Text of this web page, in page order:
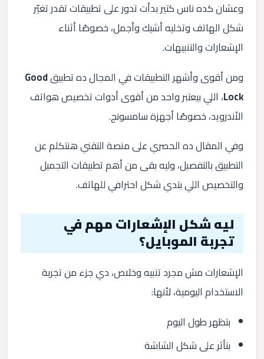
وعشان كده ناس كتير بدأت تدور على تطبيقات تقدر تغيّر
شكل الهاتف وتخليه أشيك وأجمل، خصوصًا أثناء
الإشعارات والتنبيهات.
ومن أقوى وأشهر التطبيقات في المجال ده تطبيقGood
Lock، اللي بيعتبر واحد من أقوى أدوات تخصيص هواتف
الأندرويد، خصوصًا أجهزة سامسونج.
وفي المقال ده الحصري على منصة التقني هنتكلم عن
التطبيق بالتفصيل، وليه بقى من أهم تطبيقات التجميل
والتخصيص اللي بتدي شكل احترافي للهاتف.
ليه شكل الإشعارات مهم في
تجربة الموبايل؟
الإشعارات مش مجرد تنبيه وخلاص، دي جزء من تجربة
الاستخدام اليومية، لأنها:
بتظهر طول اليوم
بتأثر على شكل الشاشة